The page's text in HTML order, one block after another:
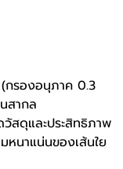
(กรองอนุภาค 0.3
สากล
วัสดุและประสิทธิภาพ
หนาแน่นของเส้นใย